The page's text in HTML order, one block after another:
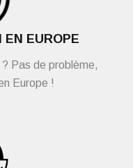
EN EUROPE
Pas de problème,
Europe !